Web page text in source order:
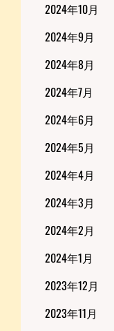
2024年10月
2024年9月
2024年8月
2024年7月
2024年6月
2024年5月
2024年4月
2024年3月
2024年2月
2024年1月
2023年12月
2023年11月